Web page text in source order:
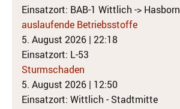
Einsatzort: BAB-1 Wittlich -> Hasborn
auslaufende Betriebsstoffe
5. August 2026 | 22:18
Einsatzort: L-53
Sturmschaden
5. August 2026 | 12:50
Einsatzort: Wittlich - Stadtmitte